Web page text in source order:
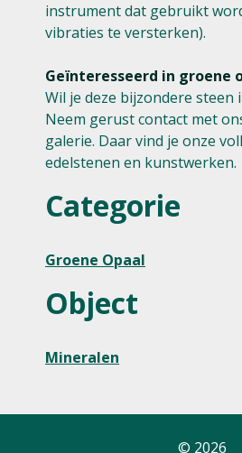
instrument dat gebruikt
vibraties te versterken).
Geïnteresseerd in groene
Wil je deze bijzondere steen
Neem gerust contact met
galerie. Daar vind je onze
edelstenen en kunstwerken.
Categorie
Groene Opaal
Object
Mineralen
© 2026